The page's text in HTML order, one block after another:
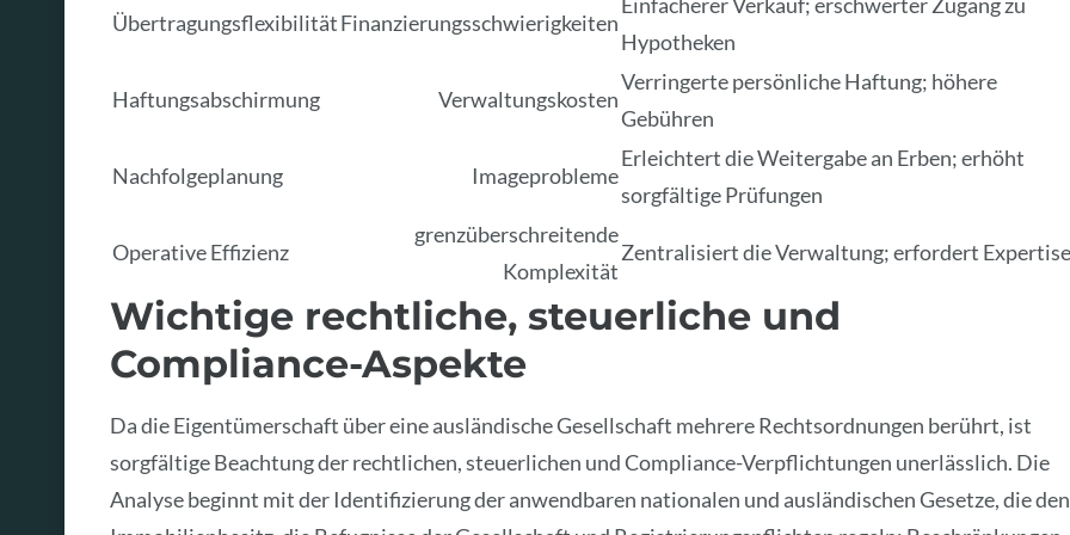
ÜbertragungsflexibilitätFinanzierungsschwierigkeiten
Hypotheken
Haftungsabschirmung Verwaltungskosten
Verringerte persönliche Haftung; höhere
Gebühren
Nachfolgeplanung Imageprobleme
Erleichtert die Weitergabe an Erben; erhöht
sorgfältige Prüfungen
Operative Effizienz
grenzüberschreitende
Komplexität
Zentralisiert die Verwaltung; erfordert Expertise
Wichtige rechtliche, steuerliche und
Compliance-Aspekte
Da die Eigentümerschaft über eine ausländische Gesellschaft mehrere Rechtsordnungen berührt, ist
sorgfältige Beachtung der rechtlichen, steuerlichen und Compliance-Verpflichtungen unerlässlich. Die
Analyse beginnt mit der Identifizierung der anwendbaren nationalen und ausländischen Gesetze, die den